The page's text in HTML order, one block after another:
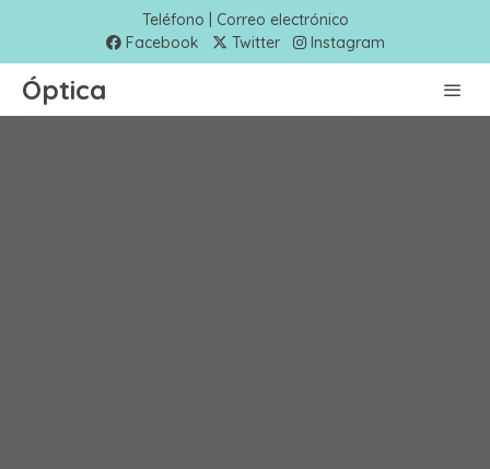
Teléfono | Correo electrónico
Facebook
Twitter Instagram
Óptica